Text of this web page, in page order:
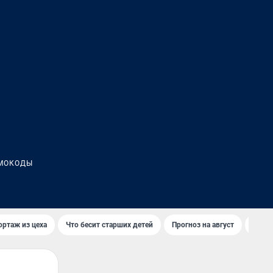
из цеха Что бесит старших детей Прогноз на август